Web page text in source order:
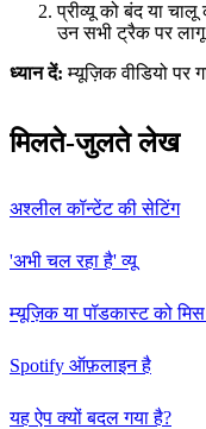
प्रीव्यू को बंद या
उन सभी ट्रैक पर
ध्यान दें:म्यूज़िक वीडियो पर
मिलते-जुलते लेख
अश्लील कॉन्टेंट की सेटिंग
'अभी चल रहा है' व्यू
म्यूज़िक या पॉडकास्ट को
Spotify ऑफ़लाइन है
यह ऐप क्यों बदल गया है?